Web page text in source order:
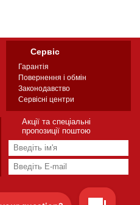
Сервіс
Гарантія
Повернення і обмін
Законодавство
Сервісні центри
Акції та спеціальні
пропозиції поштою